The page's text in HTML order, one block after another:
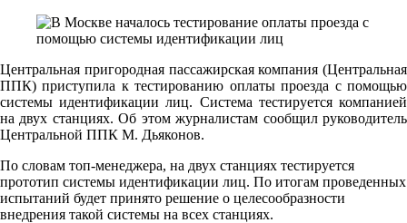
Центральная пригородная пассажирская компания (Центральная
ППК) приступила к тестированию оплаты проезда с помощью
системы идентификации лиц. Система тестируется компанией
на двух станциях. Об этом журналистам сообщил руководитель
Центральной ППК М. Дьяконов.
По словам топ-менеджера, на двух станциях тестируется
прототип системы идентификации лиц. По итогам проведенных
испытаний будет принято решение о целесообразности
внедрения такой системы на всех станциях.